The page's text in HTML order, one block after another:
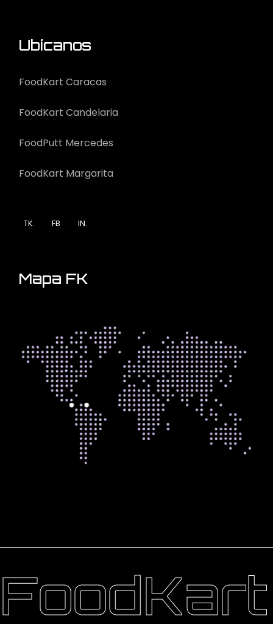
Ubícanos
FoodKart Caracas
FoodKart Candelaria
FoodPutt Mercedes
FoodKart Margarita
TK. FB IN.
Mapa FK